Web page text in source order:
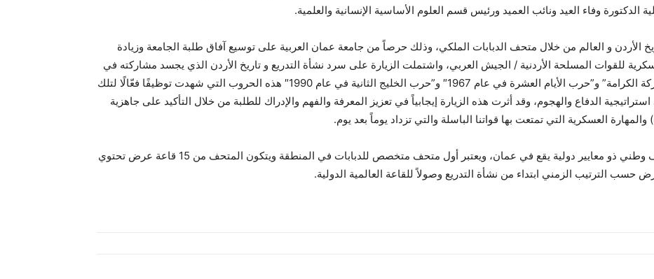
الدكتورة وفاء العيد ونائب العميد ورئيس قسم العلوم الأساسية الإنسانية والعلمية.
الأردن و العالم من خلال متحف الدبابات الملكي، وذلك حرصاً من جامعة عمان العربية على توسيع آفاق طلبة الجامعة وزيادة
للقوات المسلحة الأردنية / الجيش العربي، واشتملت الزيارة على سرد نشأة التدريع و تاريخ الأردن الذي يجسد مشاركته في
عدة نزاعات إقليمية، وعلى سبيل المثال” معركة الكرامة” و”حرب الأيام العشرة في عام 1967″ و”حرب الخليج الثانية في عام 1990″ هذه الحروب التي شهدت توظيفًا فعّالًا لتلك
الدفاع والهجوم، وقد أثرت هذه الزيارة إيجابياً في تعزيز المعرفة والفهم والإدراك للطلبة من خلال التأكيد على جاهزية
العسكرية التي تمتعت بها قواتنا الباسلة والتي تزداد يوماً بعد يوم.
يشار إلى أن متحف الدبابات الملكي هو متحف وطني ذو معايير دولية يقع في عمان، ويعتبر أول متحف متخصص للدبابات في المنطقة ويتكون المتحف من 15 قاعة عرض تحتوي